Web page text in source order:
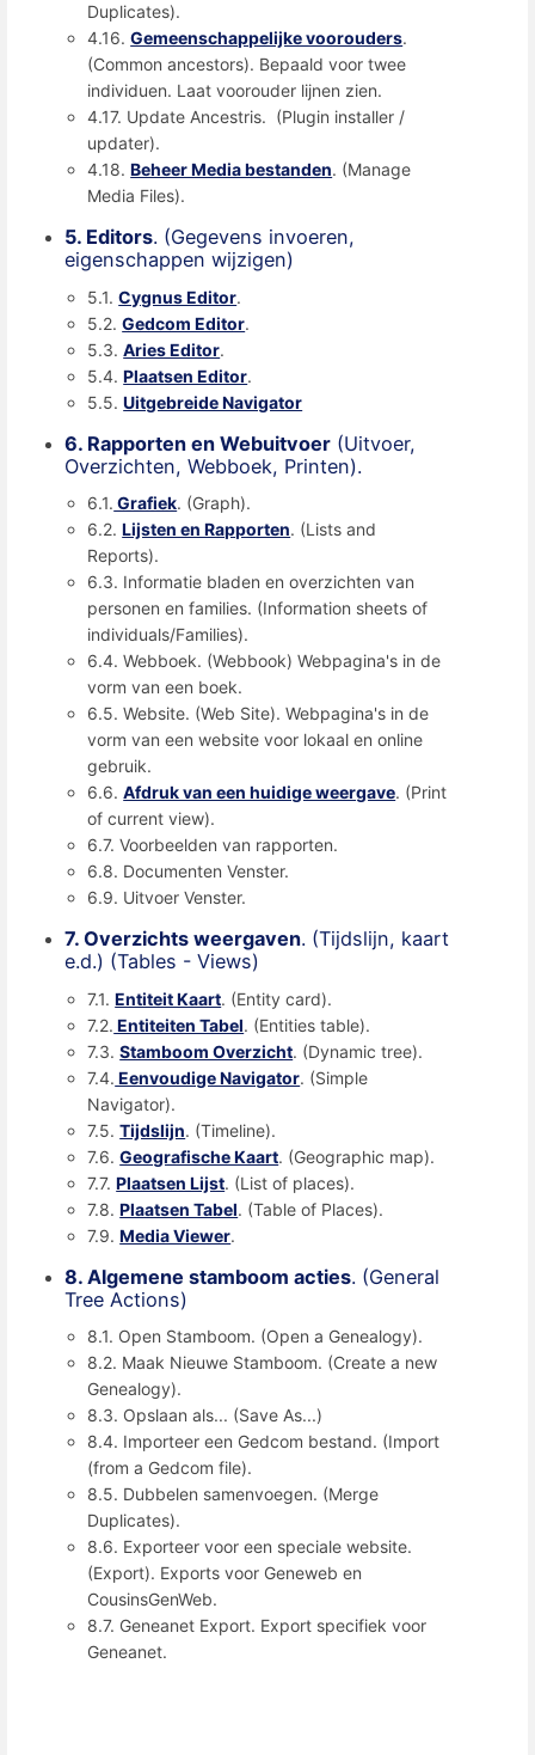
Duplicates).
4.16.Gemeenschappelijke voorouders.
(Common ancestors). Bepaald voor twee
individuen. Laat voorouder lijnen zien.
4.17. Update Ancestris. (Plugin installer /
updater).
4.18.Beheer Media bestanden. (Manage
Media Files).
5. Editors. (Gegevens invoeren,
eigenschappen wijzigen)
5.1.Cygnus Editor.
5.2.Gedcom Editor.
5.3.Aries Editor.
5.4.Plaatsen Editor.
5.5.Uitgebreide Navigator
6. Rapporten en Webuitvoer (Uitvoer,
Overzichten, Webboek, Printen).
6.1. Grafiek. (Graph).
6.2.Lijsten en Rapporten. (Lists and
Reports).
6.3. Informatie bladen en overzichten van
personen en families. (Information sheets of
individuals/Families).
6.4. Webboek. (Webbook) Webpagina's in de
vorm van een boek.
6.5. Website. (Web Site). Webpagina's in de
vorm van een website voor lokaal en online
gebruik.
6.6.Afdruk van een huidige weergave. (Print
of current view).
6.7. Voorbeelden van rapporten.
6.8. Documenten Venster.
6.9. Uitvoer Venster.
7. Overzichts weergaven. (Tijdslijn, kaart
e.d.) (Tables - Views)
7.1.Entiteit Kaart. (Entity card).
7.2. Entiteiten Tabel. (Entities table).
7.3.Stamboom Overzicht. (Dynamic tree).
7.4. Eenvoudige Navigator. (Simple
Navigator).
7.5.Tijdslijn. (Timeline).
7.6.Geografische Kaart. (Geographic map).
7.7.Plaatsen Lijst. (List of places).
7.8.Plaatsen Tabel. (Table of Places).
7.9.Media Viewer.
8. Algemene stamboom acties. (General
Tree Actions)
8.1. Open Stamboom. (Open a Genealogy).
8.2. Maak Nieuwe Stamboom. (Create a new
Genealogy).
8.3. Opslaan als... (Save As...)
8.4. Importeer een Gedcom bestand. (Import
(from a Gedcom file).
8.5. Dubbelen samenvoegen. (Merge
Duplicates).
8.6. Exporteer voor een speciale website.
(Export). Exports voor Geneweb en
CousinsGenWeb.
8.7. Geneanet Export. Export specifiek voor
Geneanet.